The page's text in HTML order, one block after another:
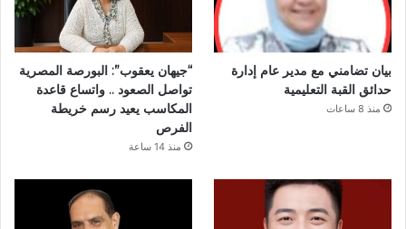
بيان تضامني مع مدير عام إدارة
حدائق القبة التعليمية
منذ 8 ساعات
“جيهان يعقوب”: البورصة المصرية
تواصل الصعود .. واتساع قاعدة
المكاسب يعيد رسم خريطة
الفرص
منذ 14 ساعة